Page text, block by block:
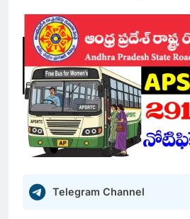
Telegram Channel